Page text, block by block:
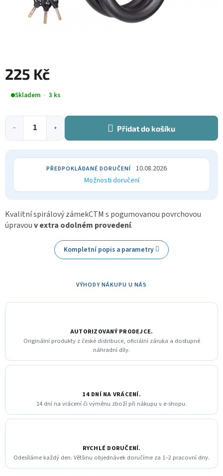
225 Kč
Měrná
cena:
Skladem 3 ks
+
− Přidat do košíku
10.08.2026
Možnosti doručení
Kvalitní spirálový zámekCTM s pogumovanou povrchovou
úpravouv extra odolném provedení.
Kompletní popis a parametry
VÝHODY NÁKUPU U NÁS
AUTORIZOVANÝ PRODEJCE.
Originální produkty z české distribuce, oficiální záruka a dostupné
náhradní díly.
14 DNÍ NA VRÁCENÍ.
14 dní na vrácení či výměnu zboží při nákupu v e-shopu.
RYCHLÉ DORUČENÍ.
Odesíláme každý den. Většinu objednávek doručíme za 1–2 pracovní dny.